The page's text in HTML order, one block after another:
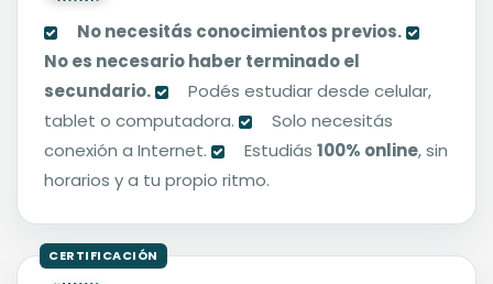
No necesitás conocimientos previos.
No es necesario haber terminado el
secundario.
Podés estudiar desde celular,
tablet o computadora.
Solo necesitás
conexión a Internet.
Estudiás 100% online, sin
horarios y a tu propio ritmo.